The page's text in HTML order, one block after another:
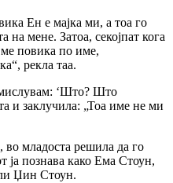
Ен е мајка ми, а тоа го
на мене. Затоа, секојпат кога
ме повика по име,
рекла таа.
‘Што? Што
и заклучила: „Тоа име не ми
во младоста решила да го
ја познава како Ема Стоун,
Џин Стоун.